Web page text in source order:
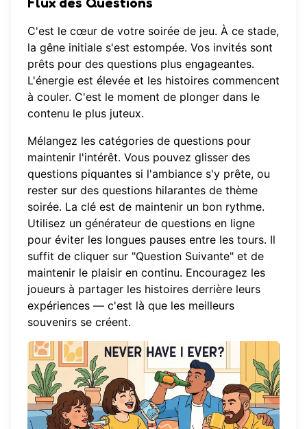
C'est le cœur de votre soirée de jeu. À ce stade,
la gêne initiale s'est estompée. Vos invités sont
prêts pour des questions plus engageantes.
L'énergie est élevée et les histoires commencent
à couler. C'est le moment de plonger dans le
contenu le plus juteux.
Mélangez les catégories de questions pour
maintenir l'intérêt. Vous pouvez glisser des
questions piquantes si l'ambiance s'y prête, ou
rester sur des questions hilarantes de thème
soirée. La clé est de maintenir un bon rythme.
Utilisez un générateur de questions en ligne
pour éviter les longues pauses entre les tours. Il
suffit de cliquer sur "Question Suivante" et de
maintenir le plaisir en continu. Encouragez les
joueurs à partager les histoires derrière leurs
expériences — c'est là que les meilleurs
souvenirs se créent.